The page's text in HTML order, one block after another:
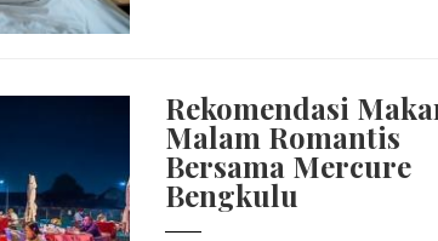
Rekomendasi
Malam Romantis
Bersama Mercure
Bengkulu